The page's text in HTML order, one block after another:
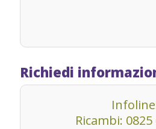
Richiedi
Ricambi: 0825